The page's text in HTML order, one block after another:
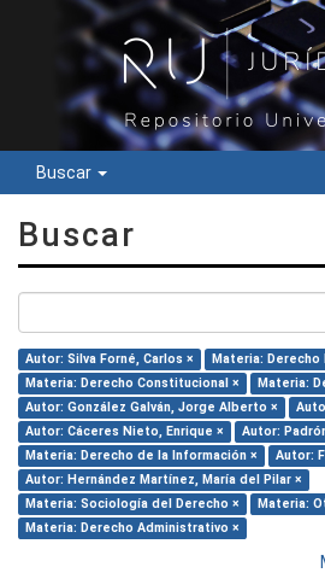
Buscar
Buscar
Autor: Silva Forné, Carlos × Materia: Derecho
Materia: Derecho Constitucional ×
Materia:
Autor: González Galván, Jorge Alberto ×
Autor: Cáceres Nieto, Enrique ×
Autor:
Materia: Derecho de la Información ×
Autor:
Autor: Hernández Martínez, María del Pilar ×
Materia: Sociología del Derecho ×
Materia:
Materia: Derecho Administrativo ×